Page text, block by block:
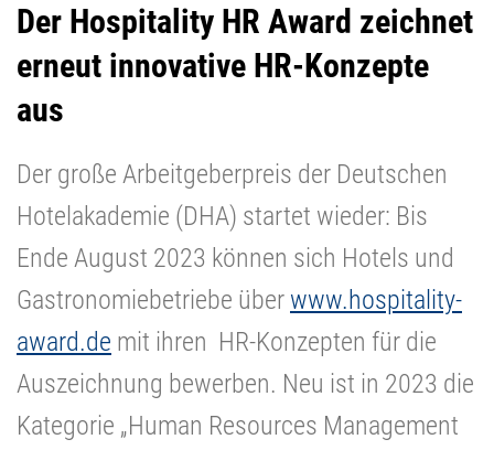
Der Hospitality HR Award zeichnet
erneut innovative HR-Konzepte
aus
Der große Arbeitgeberpreis der Deutschen
Hotelakademie (DHA) startet wieder: Bis
Ende August 2023 können sich Hotels und
Gastronomiebetriebe über www.hospitality-
award.de mit ihren HR-Konzepten für die
Auszeichnung bewerben. Neu ist in 2023 die
Kategorie „Human Resources Management